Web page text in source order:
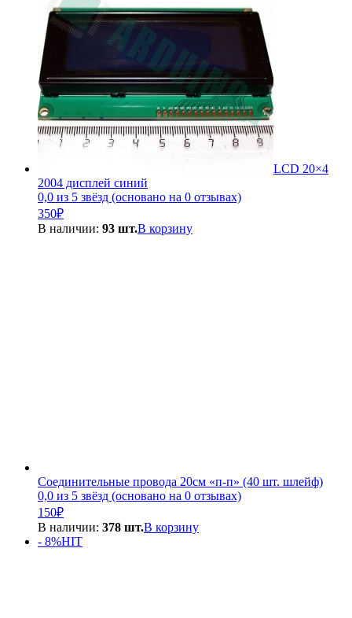
LCD 20×4
2004 дисплей синий
0,0 из 5 звёзд (основано на 0 отзывах)
350₽
В наличии: 93 шт.В корзину
Соединительные провода 20см «п-п» (40 шт. шлейф)
0,0 из 5 звёзд (основано на 0 отзывах)
150₽
В наличии: 378 шт.В корзину
- 8%HIT